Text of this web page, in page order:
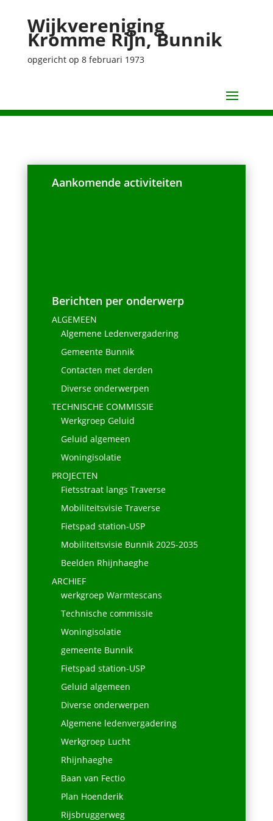
Wijkvereniging
Kromme Rijn, Bunnik
opgericht op 8 februari 1973
Aankomende activiteiten
Berichten per onderwerp
ALGEMEEN
Algemene Ledenvergadering
Gemeente Bunnik
Contacten met derden
Diverse onderwerpen
TECHNISCHE COMMISSIE
Werkgroep Geluid
Geluid algemeen
Woningisolatie
PROJECTEN
Fietsstraat langs Traverse
Mobiliteitsvisie Traverse
Fietspad station-USP
Mobiliteitsvisie Bunnik 2025-2035
Beelden Rhijnhaeghe
ARCHIEF
werkgroep Warmtescans
Technische commissie
Woningisolatie
gemeente Bunnik
Fietspad station-USP
Geluid algemeen
Diverse onderwerpen
Algemene ledenvergadering
Werkgroep Lucht
Rhijnhaeghe
Baan van Fectio
Plan Hoenderik
Rijsbruggerweg